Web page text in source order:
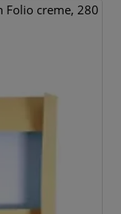
Folio creme, 280